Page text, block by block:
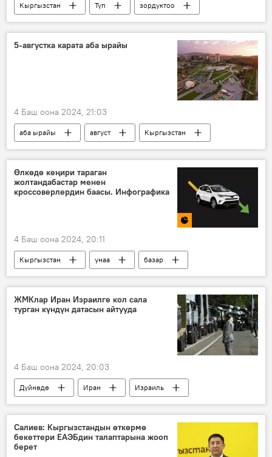
Кыргызстан Түп
зордуктоо
кылмыш
5-августка карата аба ырайы
4 Баш оона 2024, 21:03
аба ырайы август Кыргызстан
Өлкөдө кеңири тараган
жолтандабастар менен
кроссоверлердин баасы. Инфографика
4 Баш оона 2024, 20:11
Кыргызстан унаа
базар
баалар
доллар
серепчи
Инфографика
ЖМКлар Иран Израилге кол сала
турган күндүн датасын айтууда
4 Баш оона 2024, 20:03
Дүйнөдө Иран
Израиль
“Хезболлах” кыймылы
Салиев: Кыргызстандын өткөрмө
бекеттери ЕАЭБдин талаптарына жооп
берет